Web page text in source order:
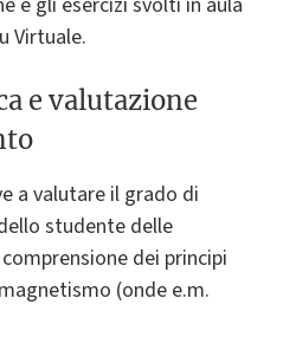
Virtuale.
e valutazione
a valutare il grado di
studente delle
dei principi
(onde e.m.